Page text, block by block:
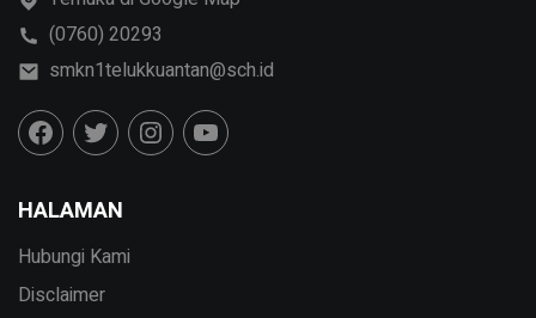
(0760) 20293
smkn1telukkuantan@sch.id
HALAMAN
Hubungi Kami
Disclaimer